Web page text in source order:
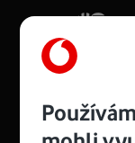
Více o COMPAL